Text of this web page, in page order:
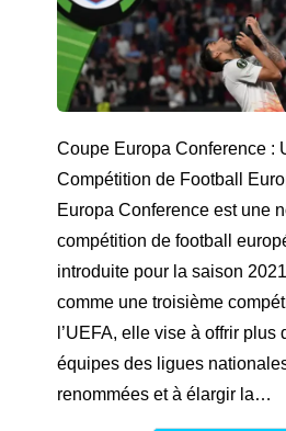
Coupe Europa Conference :
Compétition de Football
Europa Conference est une
compétition de football
introduite pour la saison
comme une troisième
l’UEFA, elle vise à offrir plus
équipes des ligues
renommées et à élargir la…